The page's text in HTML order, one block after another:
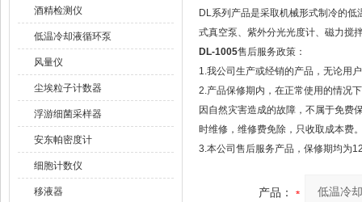
酒精检测仪
低温冷却液循环泵
风量仪
尘埃粒子计数器
浮游细菌采样器
安东帕密度计
细胞计数仪
移液器
DL系列产品是采取机械形式制冷的
式真空泵、紫外分光光度计、磁力搅
DL-1005售后服务政策：
1.我公司生产或经销的产品，无论用
2.产品保修期内，在正常使用的情况
因自然灾害造成的故障，不属于免费
时维修，维修费免除，只收取成本费
3.本公司售后服务产品，保修期均为
产品：